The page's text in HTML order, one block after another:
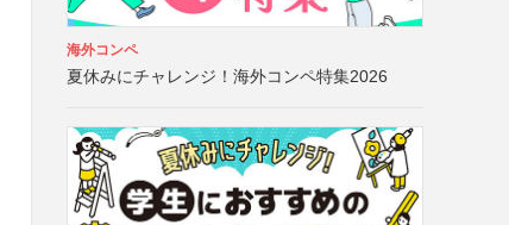
海外コンペ
夏休みにチャレンジ！海外コンペ特集2026